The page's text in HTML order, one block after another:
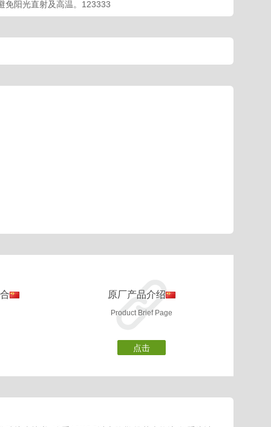
免阳光直射及高温。123333
原厂产品介绍
Product Brief Page
点击